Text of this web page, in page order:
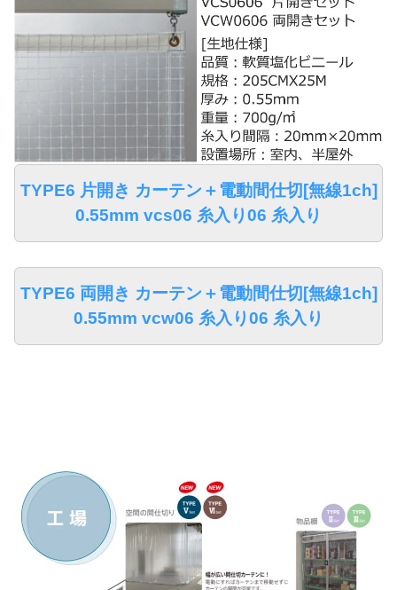
TYPE6 片開き カーテン＋電動間仕切[無線1ch]
0.55mm vcs06 糸入り06 糸入り
TYPE6 両開き カーテン＋電動間仕切[無線1ch]
0.55mm vcw06 糸入り06 糸入り